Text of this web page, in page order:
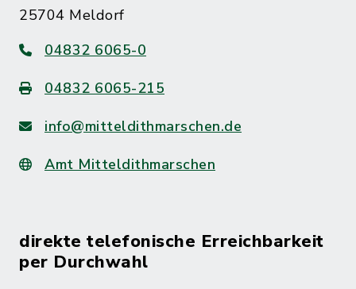
25704 Meldorf
04832 6065-0
04832 6065-215
info@mitteldithmarschen.de
Amt Mitteldithmarschen
direkte telefonische Erreichbarkeit
per Durchwahl